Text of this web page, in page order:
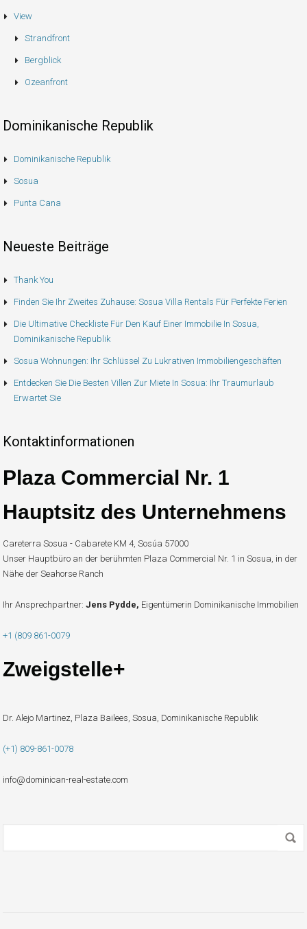
View
Strandfront
Bergblick
Ozeanfront
Dominikanische Republik
Dominikanische Republik
Sosua
Punta Cana
Neueste Beiträge
Thank You
Finden Sie Ihr Zweites Zuhause: Sosua Villa Rentals Für Perfekte Ferien
Die Ultimative Checkliste Für Den Kauf Einer Immobilie In Sosua,
Dominikanische Republik
Sosua Wohnungen: Ihr Schlüssel Zu Lukrativen Immobiliengeschäften
Entdecken Sie Die Besten Villen Zur Miete In Sosua: Ihr Traumurlaub
Erwartet Sie
Kontaktinformationen
Plaza Commercial Nr. 1
Hauptsitz des Unternehmens
Careterra Sosua - Cabarete KM 4, Sosúa 57000
Unser Hauptbüro an der berühmten Plaza Commercial Nr. 1 in Sosua, in der
Nähe der Seahorse Ranch
Ihr Ansprechpartner: Jens Pydde, Eigentümerin Dominikanische Immobilien
+1 (809 861-0079
Zweigstelle+
Dr. Alejo Martinez, Plaza Bailees, Sosua, Dominikanische Republik
(+1) 809-861-0078
info@dominican-real-estate.com